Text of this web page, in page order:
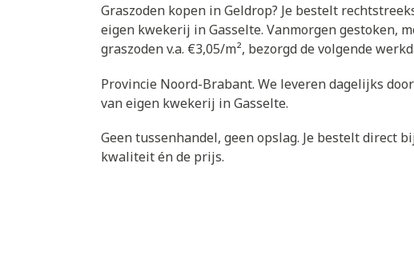
Graszoden kopen in Geldrop? Je bestelt
eigen kwekerij in Gasselte. Vanmorgen gestoken,
graszoden v.a. €3,05/m², bezorgd de volgende
Provincie Noord-Brabant. We leveren dagelijks
van eigen kwekerij in Gasselte.
Geen tussenhandel, geen opslag. Je bestelt direct
kwaliteit én de prijs.